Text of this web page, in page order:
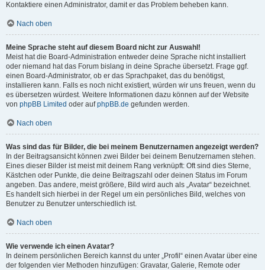
Kontaktiere einen Administrator, damit er das Problem beheben kann.
Nach oben
Meine Sprache steht auf diesem Board nicht zur Auswahl!
Meist hat die Board-Administration entweder deine Sprache nicht installiert
oder niemand hat das Forum bislang in deine Sprache übersetzt. Frage ggf.
einen Board-Administrator, ob er das Sprachpaket, das du benötigst,
installieren kann. Falls es noch nicht existiert, würden wir uns freuen, wenn du
es übersetzen würdest. Weitere Informationen dazu können auf der Website
von phpBB Limited oder aufphpBB.de gefunden werden.
Nach oben
Was sind das für Bilder, die bei meinem Benutzernamen angezeigt werden?
In der Beitragsansicht können zwei Bilder bei deinem Benutzernamen stehen.
Eines dieser Bilder ist meist mit deinem Rang verknüpft: Oft sind dies Sterne,
Kästchen oder Punkte, die deine Beitragszahl oder deinen Status im Forum
angeben. Das andere, meist größere, Bild wird auch als „Avatar“ bezeichnet.
Es handelt sich hierbei in der Regel um ein persönliches Bild, welches von
Benutzer zu Benutzer unterschiedlich ist.
Nach oben
Wie verwende ich einen Avatar?
In deinem persönlichen Bereich kannst du unter „Profil“ einen Avatar über eine
der folgenden vier Methoden hinzufügen: Gravatar, Galerie, Remote oder